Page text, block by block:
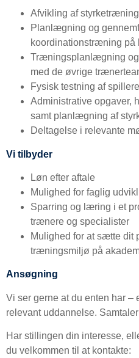
Afvikling af styrketræning
Planlægning og
koordinationstræning på
Træningsplanlægning
med de øvrige
Fysisk testning af spillere
Administrative opgaver,
samt planlægning af
Deltagelse i relevante
Vi tilbyder
Løn efter aftale
Mulighed for faglig
Sparring og læring i et
trænere og specialister
Mulighed for at sætte dit
træningsmiljø på
Ansøgning
Vi ser gerne at du enten har –
relevant uddannelse.
Har stillingen din interesse,
du velkommen til at kontakte: